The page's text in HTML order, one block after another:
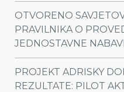
OTVORENO
PRAVILNIKA O
JEDNOSTAVNE
PROJEKT ADRISKY
REZULTATE: PILOT